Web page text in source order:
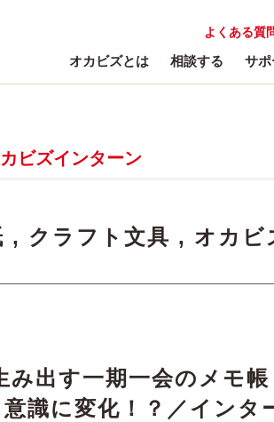
よくある質
オカビズとは 相談する サポ
ビズインターン
, クラフト文具 , オカビ
み出す一期一会のメモ
識に変化！？／インタ